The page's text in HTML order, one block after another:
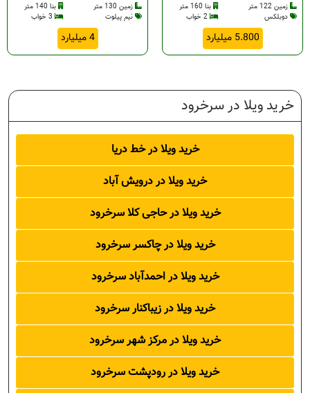
زمین 122 متر
بنا 160 متر
دوبلکس
5.800 میلیارد
زمین 130 متر
بنا 140 متر
نیم پیلوت
4 میلیارد
خرید ویلا در سرخرود
خرید ویلا در خط دریا
خرید ویلا در درویش آباد
خرید ویلا در حاجی کلا سرخرود
خرید ویلا در چاکسر سرخرود
خرید ویلا در احمدآباد سرخرود
خرید ویلا در زیباکنار سرخرود
خرید ویلا در مرکز شهر سرخرود
خرید ویلا در رودپشت سرخرود